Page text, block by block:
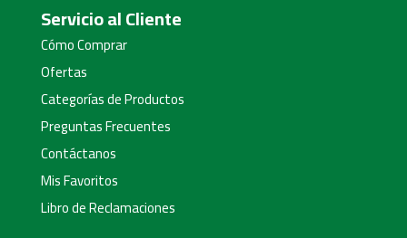
Servicio al Cliente
Cómo Comprar
Ofertas
Categorías de Productos
Preguntas Frecuentes
Contáctanos
Mis Favoritos
Libro de Reclamaciones